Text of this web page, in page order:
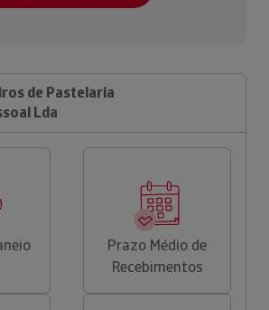
de Pastelaria
Lda
Prazo Médio de
Recebimentos